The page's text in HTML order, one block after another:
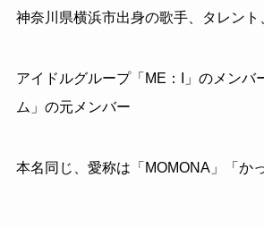
神奈川県横浜市出身の歌手、タレント
アイドルグループ「ME：I」のメンバ
ム」の元メンバー
本名同じ、愛称は「MOMONA」「か